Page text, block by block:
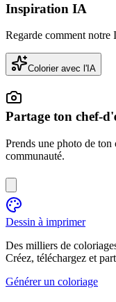
Inspiration IA
Regarde comment notre
Colorier avec l'IA
Partage ton chef-
Prends une photo de
communauté.
Dessin à imprimer
Des milliers de
Créez, téléchargez et
Générer un coloriage